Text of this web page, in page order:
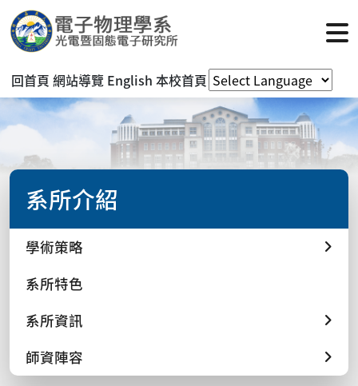
回首頁 網站導覽 English 本校首頁
系所介紹
學術策略
系所特色
系所資訊
師資陣容